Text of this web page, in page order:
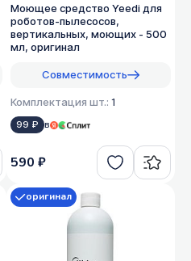
Моющее средство Yeedi для
роботов-пылесосов,
вертикальных, моющих - 500
мл, оригинал
Совместимость
Комплектация шт.: 1
99 ₽ в
590 ₽
оригинал